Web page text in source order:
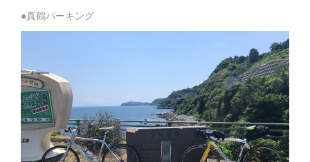
●真鶴パーキング